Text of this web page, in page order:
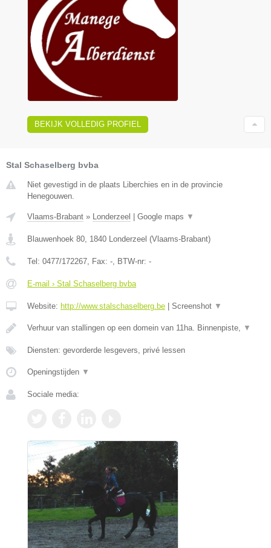
BEKIJK VOLLEDIG PROFIEL
Stal Schaselberg bvba
Niet gevestigd in de plaats Liberchies en in de provincie
Henegouwen.
Vlaams-Brabant » Londerzeel | Google maps ▼
Blauwenhoek 80 1840 Londerzeel (Vlaams-Brabant)
Tel: 0477/172267 , Fax: - , BTW-nr: -
E-mail › Stal Schaselberg bvba
Website: http://www.stalschaselberg.be | Screenshot ▼
Verhuur van stallingen op een domein van 11ha. Binnenpiste, ▼
Diensten: gevorderde lesgevers, privé lessen
Openingstijden ▼
Sociale media: